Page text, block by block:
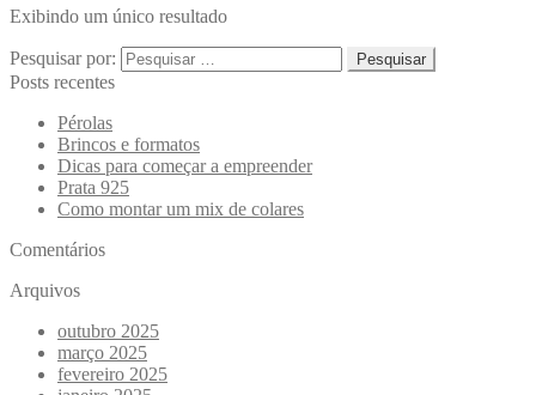
Exibindo um único resultado
Pesquisar por:
Posts recentes
Pérolas
Brincos e formatos
Dicas para começar a empreender
Prata 925
Como montar um mix de colares
Comentários
Arquivos
outubro 2025
março 2025
fevereiro 2025